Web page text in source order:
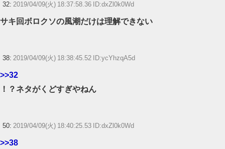
32: 2019/04/09(火) 18:37:58.36 ID:dxZl0k0Wd
サキ回ボロクソの風潮だけは理解できない
38: 2019/04/09(火) 18:38:45.52 ID:ycYhzqA5d
>>32
！？ネタがくどすぎやねん
50: 2019/04/09(火) 18:40:25.53 ID:dxZl0k0Wd
>>38